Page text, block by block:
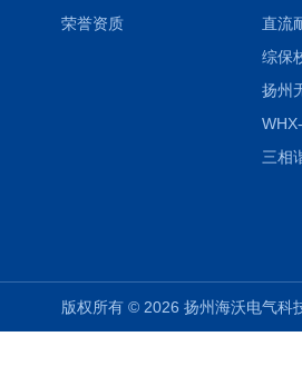
荣誉资质
直流
综保
三相
版权所有 © 2026 扬州海沃电气